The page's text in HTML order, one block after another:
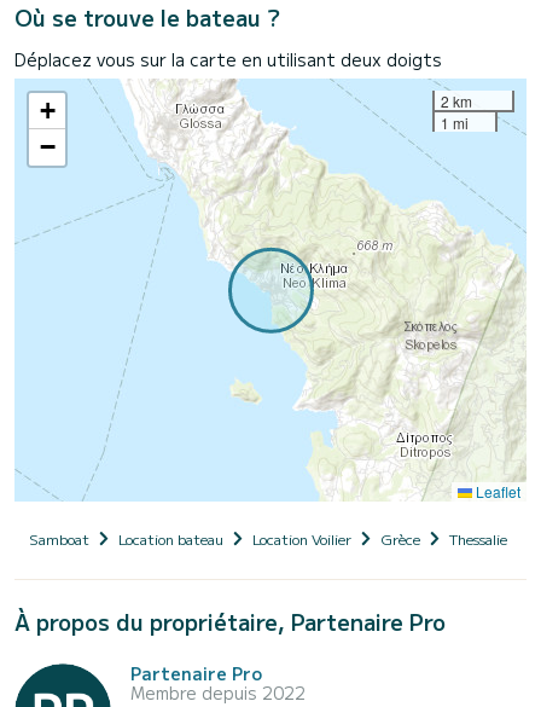
Où se trouve le bateau ?
Déplacez vous sur la carte en utilisant deux doigts
+
−
2 km
1 mi
Leaflet
Samboat Location bateau Location Voilier Grèce Thessalie
À propos du propriétaire, Partenaire Pro
Partenaire Pro
Membre depuis 2022